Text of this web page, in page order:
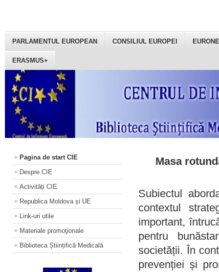
PARLAMENTUL EUROPEAN CONSILIUL EUROPEI
ERASMUS+
Pagina de start CIE
Despre CIE
Activități CIE
Republica Moldova și UE
Link-uri utile
Materiale promoţionale
Biblioteca Științifică Medicală
Masa
Subiectul
contextul
important,
pentru
societății. În
prevenției și